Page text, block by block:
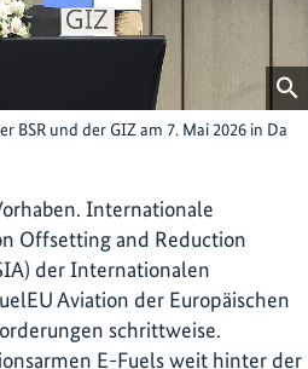
und der GIZ am 7. Mai 2026 in Da
Internationale
Offsetting and Reduction
der Internationalen
Aviation der Europäischen
schrittweise.
E-Fuels weit hinter der